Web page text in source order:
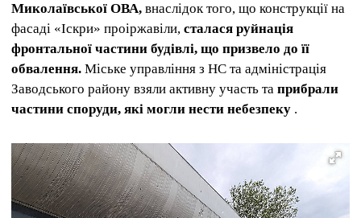
Миколаївської ОВА, внаслідок того, що конструкції на
фасаді «Іскри» проіржавіли, сталася руйнація
фронтальної частини будівлі, що призвело до її
обвалення. Міське управління з НС та адміністрація
Заводського району взяли активну участь та прибрали
частини споруди, які могли нести небезпеку .